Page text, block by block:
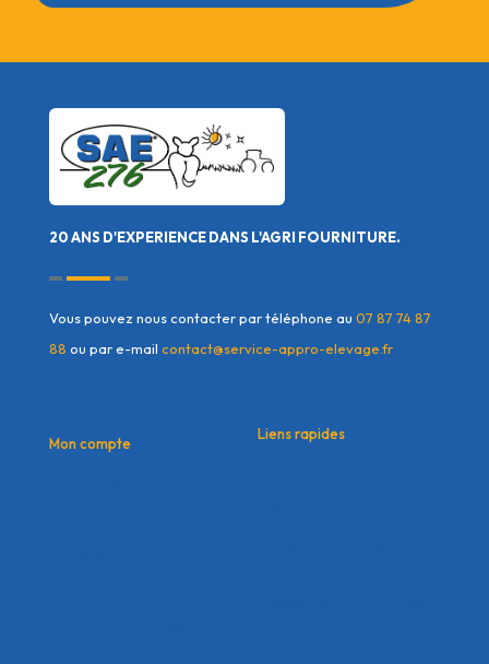
20 ANS D'EXPERIENCE DANS L'AGRI FOURNITURE.
Vous pouvez nous contacter par téléphone au 07 87 74 87
88 ou par e-mail contact@service-appro-elevage.fr
Mon compte
Liens rapides